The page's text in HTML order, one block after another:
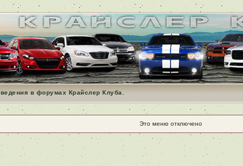
в форумах Крайслер Клуба.
Это меню отключено